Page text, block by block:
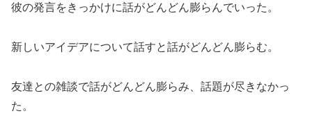
彼の発言をきっかけに話がどんどん膨らんでいった。
新しいアイデアについて話すと話がどんどん膨らむ。
友達との雑談で話がどんどん膨らみ、話題が尽きなかっ
た。